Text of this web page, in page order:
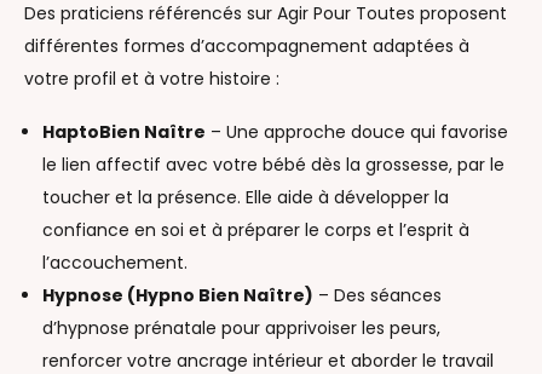
Des praticiens référencés sur Agir Pour Toutes proposent
différentes formes d’accompagnement adaptées à
votre profil et à votre histoire :
HaptoBien Naître – Une approche douce qui favorise
le lien affectif avec votre bébé dès la grossesse, par le
toucher et la présence. Elle aide à développer la
confiance en soi et à préparer le corps et l’esprit à
l’accouchement.
Hypnose (Hypno Bien Naître) – Des séances
d’hypnose prénatale pour apprivoiser les peurs,
renforcer votre ancrage intérieur et aborder le travail